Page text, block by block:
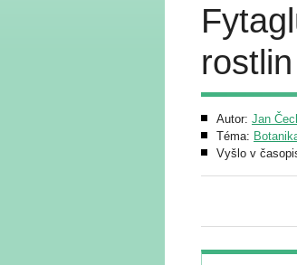
rostlin
Autor: Jan
Téma:
Vyšlo v